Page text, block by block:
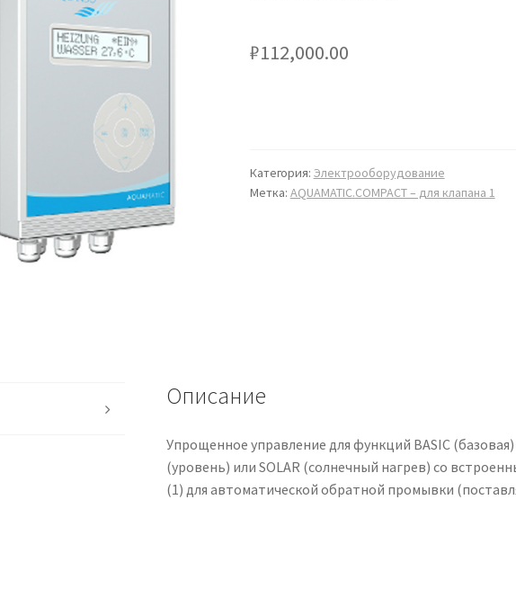
₽112,000.00
Категория: Электрооборудование
Метка: AQUAMATIC.COMPACT – для клапана 1
Описание
Упрощенное управление для функций BASIC (базовая)
(уровень) или SOLAR (солнечный нагрев) со
(1) для автоматической обратной промывки